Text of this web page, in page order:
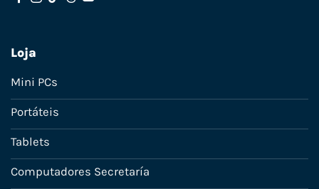
Loja
Mini PCs
Portáteis
Tablets
Computadores Secretaría